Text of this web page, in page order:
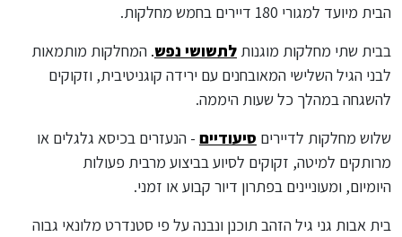
הבית מיועד למגורי 180 דיירים בחמש מחלקות.
בבית שתי מחלקות מוגנות לתשושי נפש. המחלקות מותמאות
לבני הגיל השלישי המאובחנים עם ירידה קוגניטיבית, וזקוקים
להשגחה במהלך כל שעות היממה.
שלוש מחלקות לדיירים סיעודיים - הנעזרים בכיסא גלגלים או
מרותקים למיטה, זקוקים לסיוע בביצוע מרבית פעולות
היומיום, ומעוניינים בפתרון דיור קבוע או זמני.
בית אבות גני גיל הזהב תוכנן ונבנה על פי סטנדרט מלונאי גבוה